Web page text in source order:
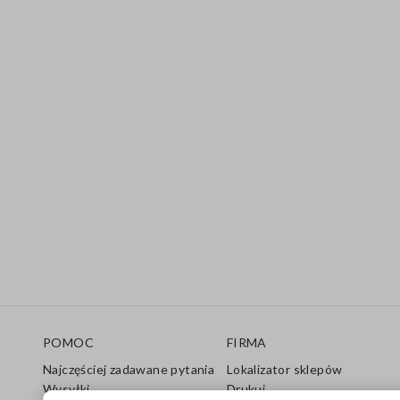
POMOC
Najczęściej zadawane pytania
Wysyłki
FIRMA
Lokalizator sklepów
Drukuj